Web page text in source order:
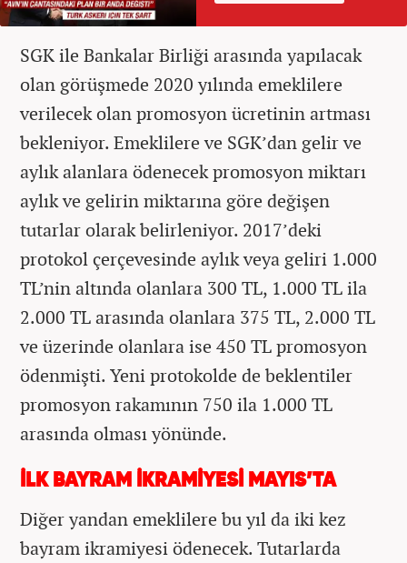
SGK ile Bankalar Birliği arasında yapılacak
olan görüşmede 2020 yılında emeklilere
verilecek olan promosyon ücretinin artması
bekleniyor. Emeklilere ve SGK’dan gelir ve
aylık alanlara ödenecek promosyon miktarı
aylık ve gelirin miktarına göre değişen
tutarlar olarak belirleniyor. 2017’deki
protokol çerçevesinde aylık veya geliri 1.000
TL’nin altında olanlara 300 TL, 1.000 TL ila
2.000 TL arasında olanlara 375 TL, 2.000 TL
ve üzerinde olanlara ise 450 TL promosyon
ödenmişti. Yeni protokolde de beklentiler
promosyon rakamının 750 ila 1.000 TL
arasında olması yönünde.
İLK BAYRAM İKRAMİYESİ MAYIS’TA
Diğer yandan emeklilere bu yıl da iki kez
bayram ikramiyesi ödenecek. Tutarlarda